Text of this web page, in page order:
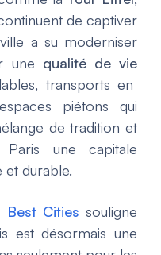
de captiver
a su moderniser
une qualité de vie
transports en
piétons qui
de tradition et
une capitale
durable.
Best Cities souligne
est désormais une